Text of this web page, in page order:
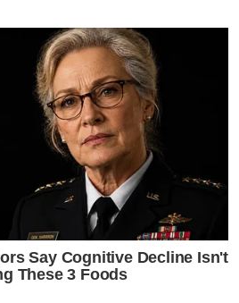
Say Cognitive Decline Isn't
These 3 Foods